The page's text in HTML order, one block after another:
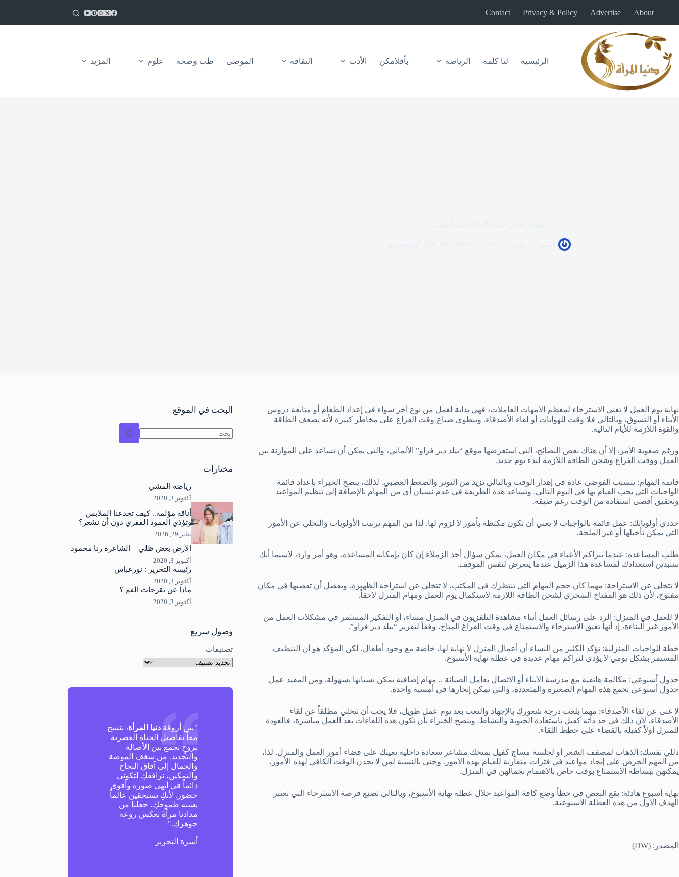
المحتوى
About
Advertise
Privacy & Policy
Contact
الرئيسية لنا كلمة الرياضة بأقلامكن الأدب الثقافة الموضى طب وصحة علوم المزيد
نهاية يوم العمل لا تعني الاسترخاء لمعظم الأمهات العاملات، فهي بداية لعمل من نوع آخر سواء في إعداد الطعام أو متابعة دروس
الأبناء أو التسوق، وبالتالي فلا وقت للهوايات أو لقاء الأصدقاء. وينطوي ضياع وقت الفراغ على مخاطر كبيرة لأنه يضعف الطاقة
والقوة اللازمة للأيام التالية.
ورغم صعوبة الأمر، إلا أن هناك بعض النصائح، التي استعرضها موقع “بيلد دير فراو” الألماني، والتي يمكن أن تساعد على الموازنة بين
العمل ووقت الفراغ وشحن الطاقة اللازمة لبدء يوم جديد.
قائمة المهام: تتسبب الفوضى عادة في إهدار الوقت وبالتالي تزيد من التوتر والضغط العصبي. لذلك، ينصح الخبراء بإعداد قائمة
الواجبات التي يجب القيام بها في اليوم التالي. وتساعد هذه الطريقة في عدم نسيان أي من المهام بالإضافة إلى تنظيم المواعيد
وتحقيق أقصى استفادة من الوقت رغم ضيقه.
حددي أولوياتك: عمل قائمة بالواجبات لا يعني أن تكون مكتظة بأمور لا لزوم لها. لذا من المهم ترتيب الأولويات والتخلي عن الأمور
التي يمكن تأجيلها أو غير الملحة.
طلب المساعدة: عندما تتراكم الأعباء في مكان العمل، يمكن سؤال أحد الزملاء إن كان بإمكانه المساعدة، وهو أمر وارد، لاسيما أنك
ستبدين استعدادك لمساعدة هذا الزميل عندما يتعرض لنفس الموقف.
لا تتخلي عن الاستراحة: مهما كان حجم المهام التي تنتظرك في المكتب، لا تتخلي عن استراحة الظهيرة، ويفضل أن تقضيها في مكان
مفتوح، لأن ذلك هو المفتاح السحري لشحن الطاقة اللازمة لاستكمال يوم العمل ومهام المنزل لاحقاً.
لا للعمل في المنزل: الرد على رسائل العمل أثناء مشاهدة التلفزيون في المنزل مساء، أو التفكير المستمر في مشكلات العمل من
الأمور غير البناءة، إذ أنها تعيق الاسترخاء والاستمتاع في وقت الفراغ المتاح، وفقاً لتقرير “بيلد دير فراو”.
خطة للواجبات المنزلية: تؤكد الكثير من النساء أن أعمال المنزل لا نهاية لها، خاصة مع وجود أطفال. لكن المؤكد هو أن التنظيف
المستمر بشكل يومي لا يؤدي لتراكم مهام عديدة في عطلة نهاية الأسبوع.
جدول أسبوعي: مكالمة هاتفية مع مدرسة الأبناء أو الاتصال بعامل الصيانة .. مهام إضافية يمكن نسيانها بسهولة. ومن المفيد عمل
جدول أسبوعي يجمع هذه المهام الصغيرة والمتعددة، والتي يمكن إنجازها في أمسية واحدة.
لا غنى عن لقاء الأصدقاء: مهما بلغت درجة شعورك بالإجهاد والتعب بعد يوم عمل طويل، فلا يجب أن تتخلي مطلقاً عن لقاء
الأصدقاء، لأن ذلك في حد ذاته كفيل باستعادة الحيوية والنشاط. وينصح الخبراء بأن تكون هذه اللقاءات بعد العمل مباشرة، فالعودة
للمنزل أولاً كفيلة بالقضاء على خطط اللقاء.
دللي نفسك: الذهاب لمصفف الشعر أو لجلسة مساج كفيل بمنحك مشاعر سعادة داخلية تعينك على قضاء أمور العمل والمنزل. لذا،
من المهم الحرص على إيجاد مواعيد في فترات متقاربة للقيام بهذه الأمور. وحتى بالنسبة لمن لا يجدن الوقت الكافي لهذه الأمور،
يمكنهن ببساطة الاستمتاع بوقت خاص بالاهتمام بجمالهن في المنزل.
نهاية أسبوع هادئة: يقع البعض في خطأ وضع كافة المواعيد خلال عطلة نهاية الأسبوع، وبالتالي تضيع فرصة الاسترخاء التي تعتبر
الهدف الأول من هذه العطلة الأسبوعية.
المصدر: (DW)
البحث في الموقع
نتائج
مختارات
رياضة المشي
أكتوبر 3, 2020
أناقة مؤلمة.. كيف تخدعنا الملابس
وتؤذي العمود الفقري دون أن نشعر؟
يناير 29, 2026
الأرض بعض ظلي – الشاعرة رنا محمود
أكتوبر 3, 2020
رئيسة التحرير : نورعباس
أكتوبر 3, 2020
ماذا عن تقرحات الفم ؟
أكتوبر 3, 2020
وصول سريع
تصنيفات
"بين أروقةدنيا المرأة، ننسج
معاً تفاصيل الحياة العصرية
بروحٍ تجمع بين الأصالة
والتجديد. من شغف الموضة
والجمال إلى آفاق النجاح
والتمكين، نرافقكِ لتكوني
دائماً في أبهى صورة وأقوى
حضور. لأنكِ تستحقين عالماً
يشبه طموحكِ، جعلنا من
مدادنا مرآةً تعكس روعة
جوهركِ."
أسرة التحرير